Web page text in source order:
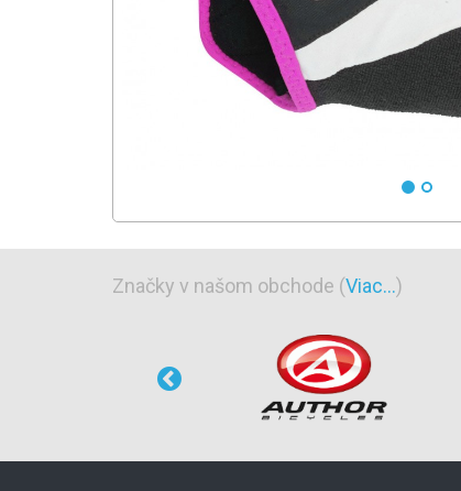
Značky v našom obchode (Viac...)